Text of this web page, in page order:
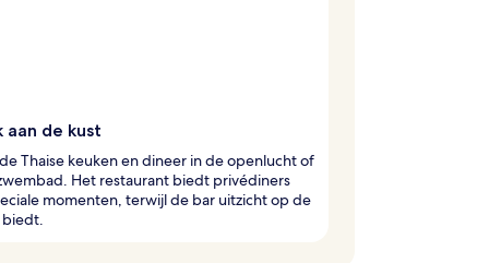
aan de kust
Thaise keuken en dineer in de openlucht of
Het restaurant biedt privédiners
momenten, terwijl de bar uitzicht op de
biedt.